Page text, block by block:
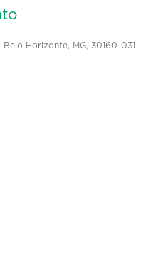
Horizonte, MG, 30160-031